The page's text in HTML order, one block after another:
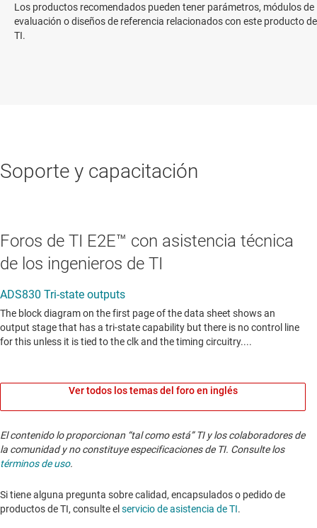
Los productos recomendados pueden tener parámetros, módulos de
evaluación o diseños de referencia relacionados con este producto de
TI.
Soporte y capacitación
Foros de TI E2E™ con asistencia técnica
de los ingenieros de TI
Ver todos los temas del foro en inglés
El contenido lo proporcionan “tal como está” TI y los colaboradores de
la comunidad y no constituye especificaciones de TI. Consulte los
términos de uso.
Si tiene alguna pregunta sobre calidad, encapsulados o pedido de
productos de TI, consulte el servicio de asistencia de TI. ​​​​​​​​​​​​​​